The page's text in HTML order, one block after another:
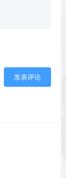
发表评论